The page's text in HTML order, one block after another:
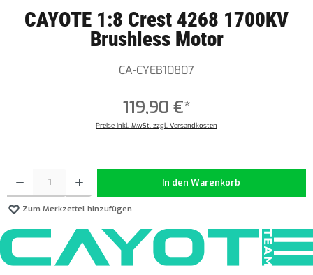
CAYOTE 1:8 Crest 4268 1700KV
Brushless Motor
CA-CYEB10807
119,90 €*
Preise inkl. MwSt. zzgl. Versandkosten
In den Warenkorb
Zum Merkzettel hinzufügen